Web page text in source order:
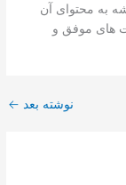
به محتوای آن
های موفق و
نوشته بعد ←